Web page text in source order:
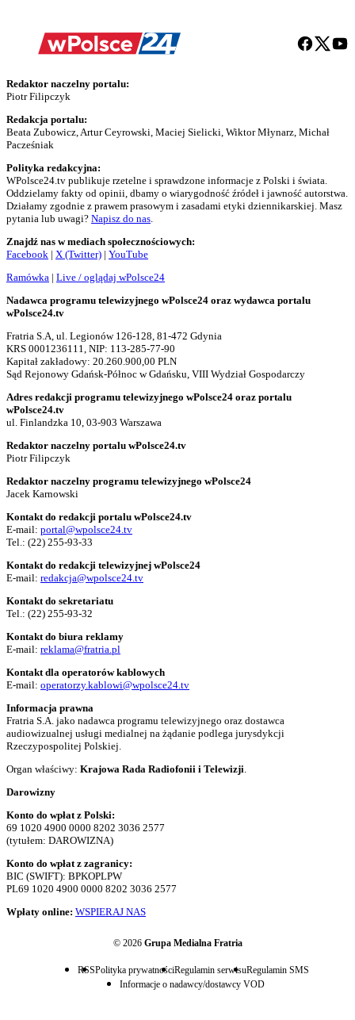
Redaktor naczelny portalu:
Piotr Filipczyk
Redakcja portalu:
Beata Zubowicz, Artur Ceyrowski, Maciej Sielicki, Wiktor Młynarz, Michał
Pacześniak
Polityka redakcyjna:
WPolsce24.tv publikuje rzetelne i sprawdzone informacje z Polski i świata.
Oddzielamy fakty od opinii, dbamy o wiarygodność źródeł i jawność autorstwa.
Działamy zgodnie z prawem prasowym i zasadami etyki dziennikarskiej. Masz
pytania lub uwagi? Napisz do nas.
Znajdź nas w mediach społecznościowych:
Facebook | X (Twitter) | YouTube
Ramówka | Live / oglądaj wPolsce24
Nadawca programu telewizyjnego wPolsce24 oraz wydawca portalu
wPolsce24.tv
Fratria S.A, ul. Legionów 126-128, 81-472 Gdynia
KRS 0001236111, NIP: 113-285-77-90
Kapitał zakładowy: 20.260.900,00 PLN
Sąd Rejonowy Gdańsk-Północ w Gdańsku, VIII Wydział Gospodarczy
Adres redakcji programu telewizyjnego wPolsce24 oraz portalu
wPolsce24.tv
ul. Finlandzka 10, 03-903 Warszawa
Redaktor naczelny portalu wPolsce24.tv
Piotr Filipczyk
Redaktor naczelny programu telewizyjnego wPolsce24
Jacek Karnowski
Kontakt do redakcji portalu wPolsce24.tv
E-mail: portal@wpolsce24.tv
Tel.: (22) 255-93-33
Kontakt do redakcji telewizyjnej wPolsce24
E-mail: redakcja@wpolsce24.tv
Kontakt do sekretariatu
Tel.: (22) 255-93-32
Kontakt do biura reklamy
E-mail: reklama@fratria.pl
Kontakt dla operatorów kablowych
E-mail: operatorzy.kablowi@wpolsce24.tv
Informacja prawna
Fratria S.A. jako nadawca programu telewizyjnego oraz dostawca
audiowizualnej usługi medialnej na żądanie podlega jurysdykcji
Rzeczypospolitej Polskiej.
Organ właściwy: Krajowa Rada Radiofonii i Telewizji.
Darowizny
Konto do wpłat z Polski:
69 1020 4900 0000 8202 3036 2577
(tytułem: DAROWIZNA)
Konto do wpłat z zagranicy:
BIC (SWIFT): BPKOPLPW
PL69 1020 4900 0000 8202 3036 2577
Wpłaty online: WSPIERAJ NAS
© 2026 Grupa Medialna Fratria
RSSPolityka prywatnościRegulamin serwisuRegulamin SMS
Informacje o nadawcy/dostawcy VOD